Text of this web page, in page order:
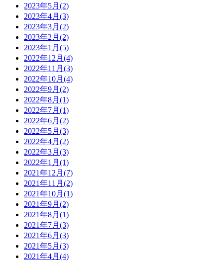
2023年5月(2)
2023年4月(3)
2023年3月(2)
2023年2月(2)
2023年1月(5)
2022年12月(4)
2022年11月(3)
2022年10月(4)
2022年9月(2)
2022年8月(1)
2022年7月(1)
2022年6月(2)
2022年5月(3)
2022年4月(2)
2022年3月(3)
2022年1月(1)
2021年12月(7)
2021年11月(2)
2021年10月(1)
2021年9月(2)
2021年8月(1)
2021年7月(3)
2021年6月(3)
2021年5月(3)
2021年4月(4)